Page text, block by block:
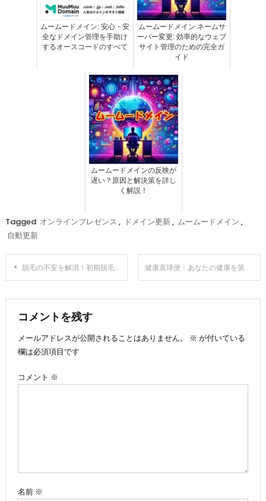
ムームードメイン: 安心・安
全なドメイン管理を手助け
するオースコードのすべて
ムームードメイン ネームサ
ーバー変更: 効率的なウェブ
サイト管理のための完全ガ
イド
ムームードメインの反映が
遅い？原因と解決策を詳し
く解説！
Tagged オンラインプレゼンス , ドメイン更新 , ムームードメイン ,
自動更新
投
ナ
ビ
ゲ
脱毛の不安を解消！初期脱毛の真実と最適な育毛剤選び 健康直球便：あなたの健康を第一に考える食事サービス
コメントを残す
メールアドレスが公開されることはありません。
※ が付いている
欄は必須項目です
コメント ※
名前 ※